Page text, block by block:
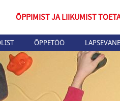
ÕPPIMIST JA LIIKUMIST
ÕPPETÖÖ